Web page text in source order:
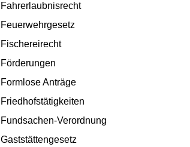
Fahrerlaubnisrecht
Feuerwehrgesetz
Fischereirecht
Förderungen
Formlose Anträge
Friedhofstätigkeiten
Fundsachen-Verordnung
Gaststättengesetz